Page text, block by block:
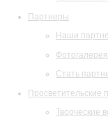
Партнеры
Наши
Фотогалерея
Стать
Просветительские
Творческие